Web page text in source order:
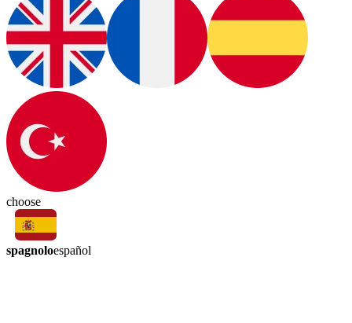
choose
spagnoloespañol